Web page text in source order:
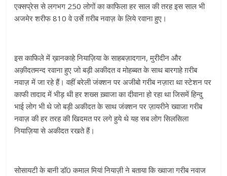
एक्सप्रेस से लगभग 250 लोगों का काफिला हर साल की तरह इस साल भी
अजमेर शरीफ 810 वे उर्से ग़रीब नवाज़ के लिये रवाना हुए।
इस काफिले में ख़ानकाहे नियाज़िया के साहबज़ादगान, मुरीदीन और
अक़ीदतमन्द रवाना हुए जो बड़ी अकीदत व मोहब्बत के साथ बारगाहे ग़रीब
नवाज़ में जा रहे हैं। वहीं बरेली जंक्शन पर अजीबो गरीब नज़ारा था स्टेशन पर
काफी तादाद में भीड़ थी हर शख्स ख़्वाजा का दीवाना हो रहा था जिसमें हिन्दु
भाई लोग भी थे जो बड़ी अकीदत के साथ जंक्शन पर ज़ायरीने ख्वाजा गरीब
नवाज़ की हर तरह की खिदमत पर लगे हुये थे यह सब लोग सिलसिला
नियाज़िया से अकीदत रखते हैं।
सोसायटी के बानी डॉ0 कमाल मियां नियाज़ी ने बताया कि ख्वाजा गरीब नवाज